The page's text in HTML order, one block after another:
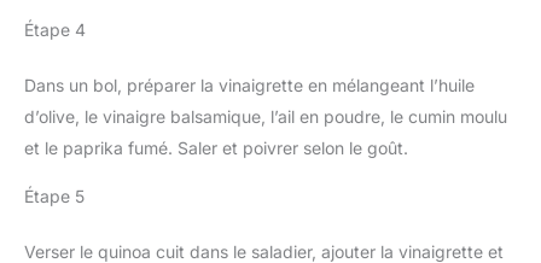
Étape 4
Dans un bol, préparer la vinaigrette en mélangeant l’huile
d’olive, le vinaigre balsamique, l’ail en poudre, le cumin moulu
et le paprika fumé. Saler et poivrer selon le goût.
Étape 5
Verser le quinoa cuit dans le saladier, ajouter la vinaigrette et